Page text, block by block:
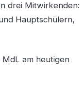
drei Mitwirkenden:
Hauptschülern,
am heutigen